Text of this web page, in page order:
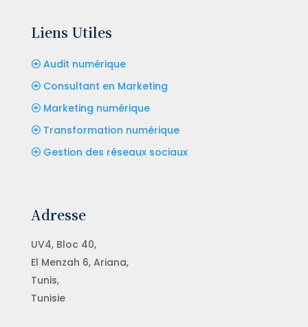
Liens Utiles
Audit numérique
Consultant en Marketing
Marketing numérique
Transformation numérique
Gestion des réseaux sociaux
Adresse
UV4, Bloc 40,
El Menzah 6, Ariana,
Tunis,
Tunisie